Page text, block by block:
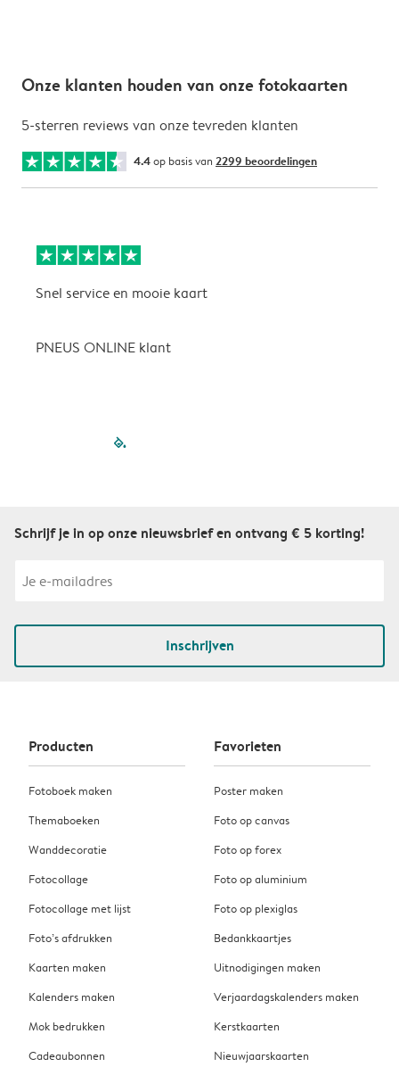
Onze klanten houden van onze fotokaarten
5-sterren reviews van onze tevreden klanten
4.4op basis van 2299 beoordelingen
Snel service en mooie kaart
PNEUS ONLINE klant
filled-pagination
Schrijf je in op onze nieuwsbrief en ontvang € 5 korting!
Inschrijven
Producten
Fotoboek maken
Themaboeken
Wanddecoratie
Fotocollage
Fotocollage met lijst
Foto’s afdrukken
Kaarten maken
Kalenders maken
Mok bedrukken
Cadeaubonnen
Favorieten
Poster maken
Foto op canvas
Foto op forex
Foto op aluminium
Foto op plexiglas
Bedankkaartjes
Uitnodigingen maken
Verjaardagskalenders maken
Kerstkaarten
Nieuwjaarskaarten